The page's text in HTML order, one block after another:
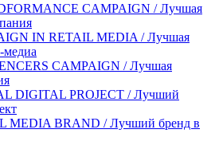
CAMPAIGN / Лучшая
IN RETAIL MEDIA / Лучшая
медиа
CAMPAIGN / Лучшая
DIGITAL PROJECT / Лучший
MEDIA BRAND / Лучший бренд в